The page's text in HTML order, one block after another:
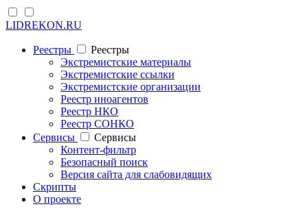
LIDREKON.RU
Реестры
Реестры
Экстремистские материалы
Экстремистские ссылки
Экстремистские организации
Реестр иноагентов
Реестр НКО
Реестр СОНКО
Cервисы
Cервисы
Контент-фильтр
Безопасный поиск
Версия сайта для слабовидящих
Скрипты
О проекте